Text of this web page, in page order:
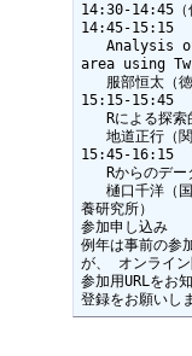
14:30-14:45（
14:45-15:15
area using
15:15-15:45
15:45-16:15
養研究所）
参加申し込み
例年は事前の参
が、 オンライン
参加用URLをお
登録をお願いし